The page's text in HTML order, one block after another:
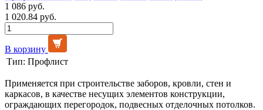
1 086 руб.
1 020.84 руб.
В корзину
Тип: Профлист
Применяется при строительстве заборов, кровли, стен и
каркасов, в качестве несущих элементов конструкции,
ограждающих перегородок, подвесных отделочных потолков.